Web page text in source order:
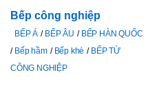
Bếp công nghiệp
BẾP Á BẾP ÂU
BẾP HÀN QUỐC
Bếp hầm
Bếp khè
BẾP TỪ
CÔNG NGHIỆP